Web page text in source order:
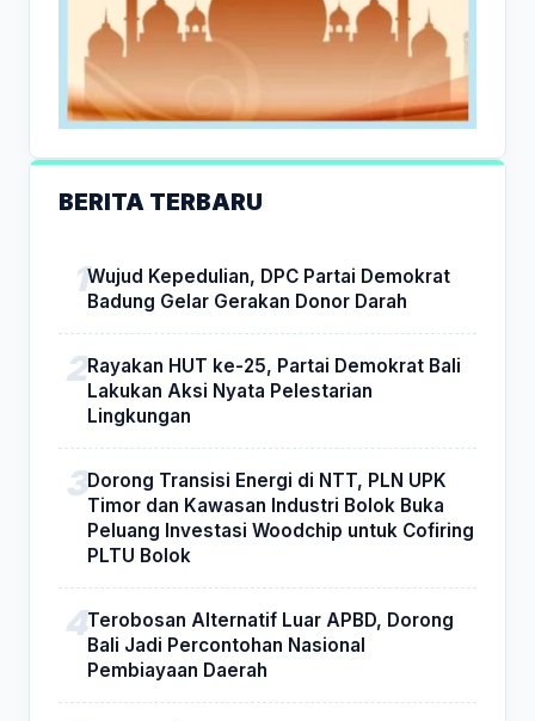
BERITA TERBARU
Wujud Kepedulian, DPC Partai Demokrat
Badung Gelar Gerakan Donor Darah
Rayakan HUT ke-25, Partai Demokrat Bali
Lakukan Aksi Nyata Pelestarian
Lingkungan
Dorong Transisi Energi di NTT, PLN UPK
Timor dan Kawasan Industri Bolok Buka
Peluang Investasi Woodchip untuk Cofiring
PLTU Bolok
Terobosan Alternatif Luar APBD, Dorong
Bali Jadi Percontohan Nasional
Pembiayaan Daerah